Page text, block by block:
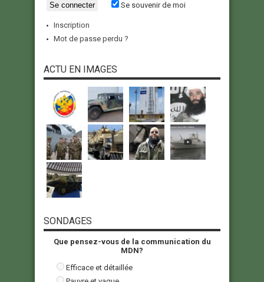
Se souvenir de moi
Inscription
Mot de passe perdu ?
ACTU EN IMAGES
SONDAGES
Que pensez-vous de la communication du
MDN?
Efficace et détaillée